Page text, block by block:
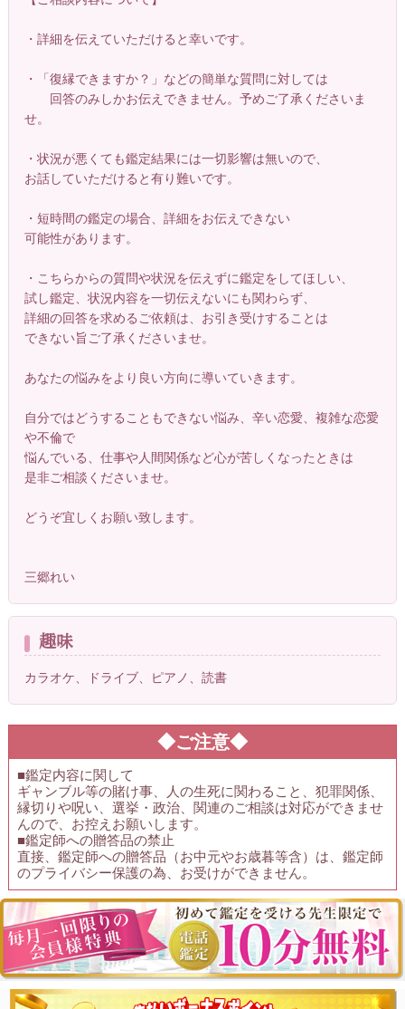
・詳細を伝えていただけると幸いです。
・「復縁できますか？」などの簡単な質問に対しては
回答のみしかお伝えできません。予めご了承くださいま
せ。
・状況が悪くても鑑定結果には一切影響は無いので、
お話していただけると有り難いです。
・短時間の鑑定の場合、詳細をお伝えできない
可能性があります。
・こちらからの質問や状況を伝えずに鑑定をしてほしい、
試し鑑定、状況内容を一切伝えないにも関わらず、
詳細の回答を求めるご依頼は、お引き受けすることは
できない旨ご了承くださいませ。
あなたの悩みをより良い方向に導いていきます。
自分ではどうすることもできない悩み、辛い恋愛、複雑な恋愛
や不倫で
悩んでいる、仕事や人間関係など心が苦しくなったときは
是非ご相談くださいませ。
どうぞ宜しくお願い致します。
三郷れい
趣味
カラオケ、ドライブ、ピアノ、読書
◆ご注意◆
■鑑定内容に関して
ギャンブル等の賭け事、人の生死に関わること、犯罪関係、
縁切りや呪い、選挙・政治、関連のご相談は対応ができませ
んので、お控えお願いします。
■鑑定師への贈答品の禁止
直接、鑑定師への贈答品（お中元やお歳暮等含）は、鑑定師
のプライバシー保護の為、お受けができません。